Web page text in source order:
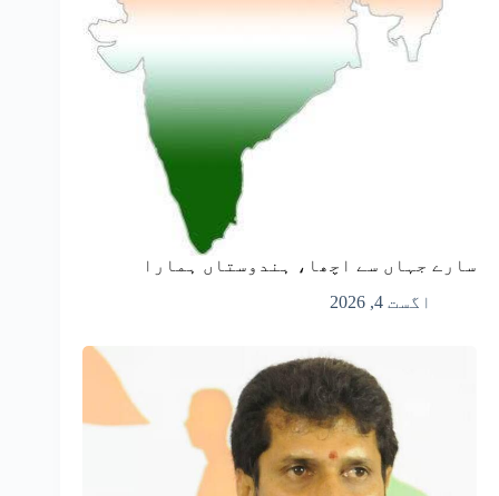
سارے جہاں سے اچھا، ہندوستاں ہمارا
اگست 4, 2026